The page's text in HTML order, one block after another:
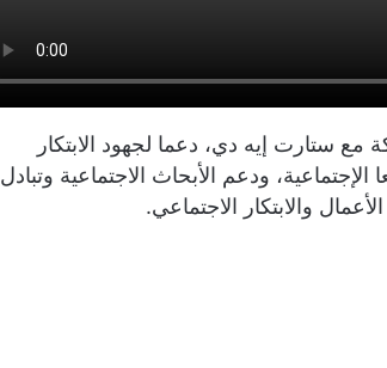
مع ستارت إيه دي، دعما لجهود الابتكار
ودعم الأبحاث الاجتماعية وتبادل
والابتكار الاجتماعي.